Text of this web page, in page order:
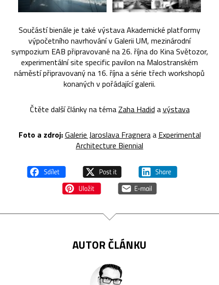
Součástí bienále je také výstava Akademické platformy
výpočetního navrhování v Galerii UM, mezinárodní
sympozium EAB připravované na 26. října do Kina Světozor,
experimentální site specific pavilon na Malostranském
náměstí připravovaný na 16. října a série třech workshopů
konaných v pořádající galerii.
Čtěte další články na témaZaha Hadid avýstava
Foto a zdroj:Galerie Jaroslava Fragneraa Experimental
Architecture Biennial
AUTOR ČLÁNKU